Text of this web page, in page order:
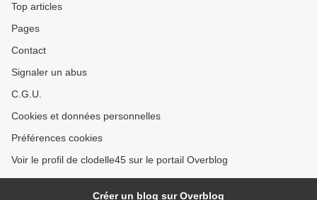
Top articles
Pages
Contact
Signaler un abus
C.G.U.
Cookies et données personnelles
Préférences cookies
Voir le profil de clodelle45 sur le portail Overblog
Créer un blog sur Overblog